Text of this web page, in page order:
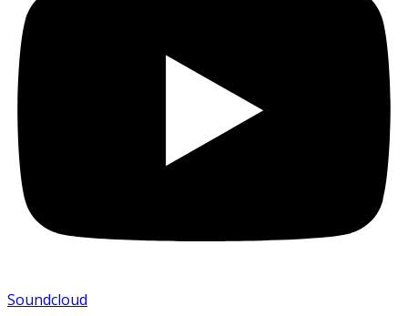
Soundcloud